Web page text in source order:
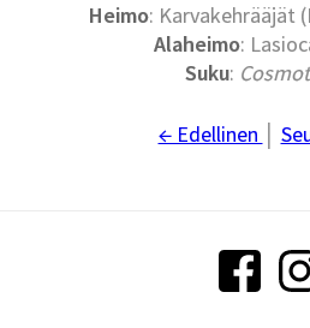
Heimo: Karvakehrääjät
Alaheimo:
Suku:
← Edellinen